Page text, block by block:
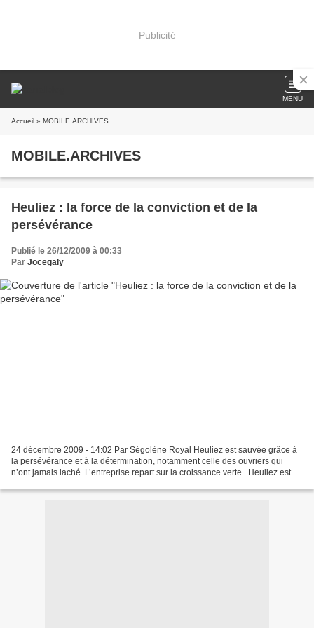
Publicité
MENU
Accueil » MOBILE.ARCHIVES
MOBILE.ARCHIVES
Heuliez : la force de la conviction et de la
persévérance
Publié le 26/12/2009 à 00:33
Par Jocegaly
24 décembre 2009 - 14:02 Par Ségolène Royal Heuliez est sauvée grâce à
la persévérance et à la détermination, notamment celle des ouvriers qui
n’ont jamais laché. L’entreprise repart sur la croissance verte . Heuliez est un